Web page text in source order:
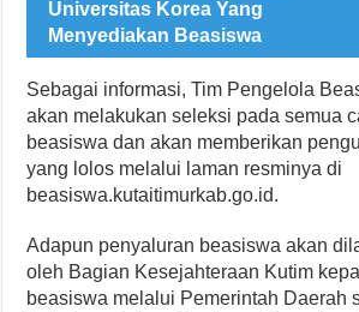
Universitas Korea Yang
Menyediakan Beasiswa
Sebagai informasi, Tim Pengelola
akan melakukan seleksi pada semua
beasiswa dan akan memberikan
yang lolos melalui laman resminya di
beasiswa.kutaitimurkab.go.id.
Adapun penyaluran beasiswa akan
oleh Bagian Kesejahteraan Kutim
beasiswa melalui Pemerintah Daerah